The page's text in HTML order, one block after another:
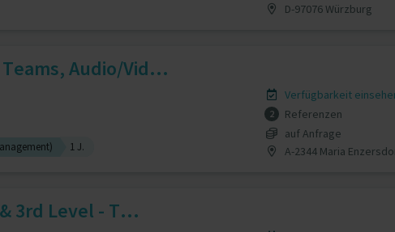
D-97076 Würzburg
Audio/Vid...
1 J.
Verfügbarkeit
2
Referenzen
auf Anfrage
A-2344 Maria
3rd Level - T...